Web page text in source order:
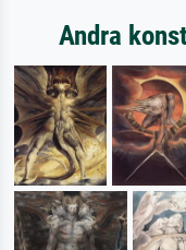
Andra